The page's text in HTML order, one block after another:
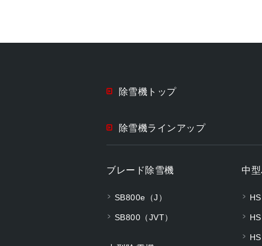
除雪機トップ
除雪機ラインアップ
ブレード除雪機
SB800e（J）
SB800（JVT）
中